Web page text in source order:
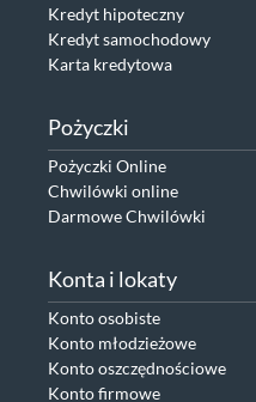
Kredyt hipoteczny
Kredyt samochodowy
Karta kredytowa
Pożyczki
Pożyczki Online
Chwilówki online
Darmowe Chwilówki
Konta i lokaty
Konto osobiste
Konto młodzieżowe
Konto oszczędnościowe
Konto firmowe